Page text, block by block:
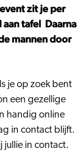
zit je per
tafel Daarna
mannen door
je op zoek bent
een gezellige
handig online
in contact blijft.
jullie in contact.